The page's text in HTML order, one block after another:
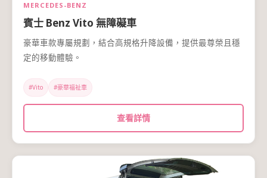
MERCEDES-BENZ
賓士 Benz Vito 無障礙車
豪華車款專屬規劃，結合高規格升降設備，提供最尊榮且穩
定的移動體驗。
#Vito #豪華福祉車
查看詳情